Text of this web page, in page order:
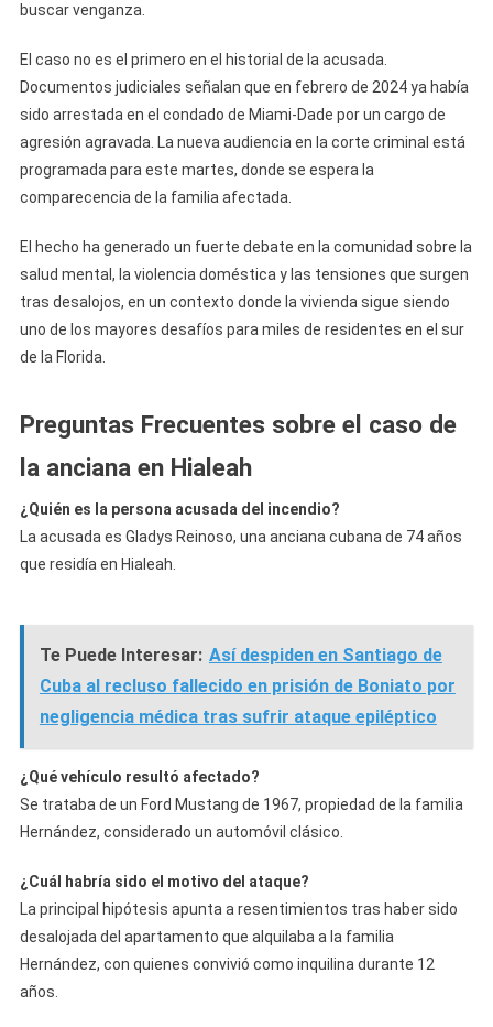
buscar venganza.
El caso no es el primero en el historial de la acusada.
Documentos judiciales señalan que en febrero de 2024 ya había
sido arrestada en el condado de Miami-Dade por un cargo de
agresión agravada. La nueva audiencia en la corte criminal está
programada para este martes, donde se espera la
comparecencia de la familia afectada.
El hecho ha generado un fuerte debate en la comunidad sobre la
salud mental, la violencia doméstica y las tensiones que surgen
tras desalojos, en un contexto donde la vivienda sigue siendo
uno de los mayores desafíos para miles de residentes en el sur
de la Florida.
Preguntas Frecuentes sobre el caso de
la anciana en Hialeah
¿Quién es la persona acusada del incendio?
La acusada es Gladys Reinoso, una anciana cubana de 74 años
que residía en Hialeah.
Te Puede Interesar: Así despiden en Santiago de
Cuba al recluso fallecido en prisión de Boniato por
negligencia médica tras sufrir ataque epiléptico
¿Qué vehículo resultó afectado?
Se trataba de un Ford Mustang de 1967, propiedad de la familia
Hernández, considerado un automóvil clásico.
¿Cuál habría sido el motivo del ataque?
La principal hipótesis apunta a resentimientos tras haber sido
desalojada del apartamento que alquilaba a la familia
Hernández, con quienes convivió como inquilina durante 12
años.